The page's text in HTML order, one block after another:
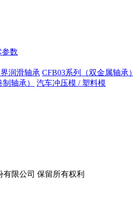
参数
润滑轴承 CFB03系列（双金属轴承）
轴承）
汽车冲压模 / 塑料模
有限公司 保留所有权利